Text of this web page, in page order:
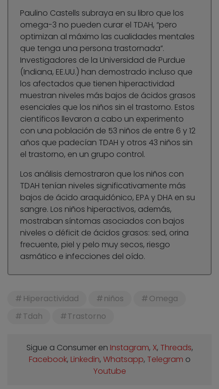
Paulino Castells subraya en su libro que los
omega-3 no pueden curar el TDAH, “pero
optimizan al máximo las cualidades mentales
que tenga una persona trastornada”.
Investigadores de la Universidad de Purdue
(Indiana, EE.UU.) han demostrado incluso que
los afectados que tienen hiperactividad
muestran niveles más bajos de ácidos grasos
esenciales que los niños sin el trastorno. Estos
científicos llevaron a cabo un experimento
con una población de 53 niños de entre 6 y 12
años que padecían TDAH y otros 43 niños sin
el trastorno, en un grupo control.
Los análisis demostraron que los niños con
TDAH tenían niveles significativamente más
bajos de ácido araquidónico, EPA y DHA en su
sangre. Los niños hiperactivos, además,
mostraban síntomas asociados con bajos
niveles o déficit de ácidos grasos: sed, orina
frecuente, piel y pelo muy secos, riesgo
asmático e infecciones del oído.
Hiperactividad niños
Omega
Tdah
Trastorno
Sigue a Consumer en Instagram, X, Threads,
Facebook, Linkedin, Whatsapp, Telegram o
Youtube